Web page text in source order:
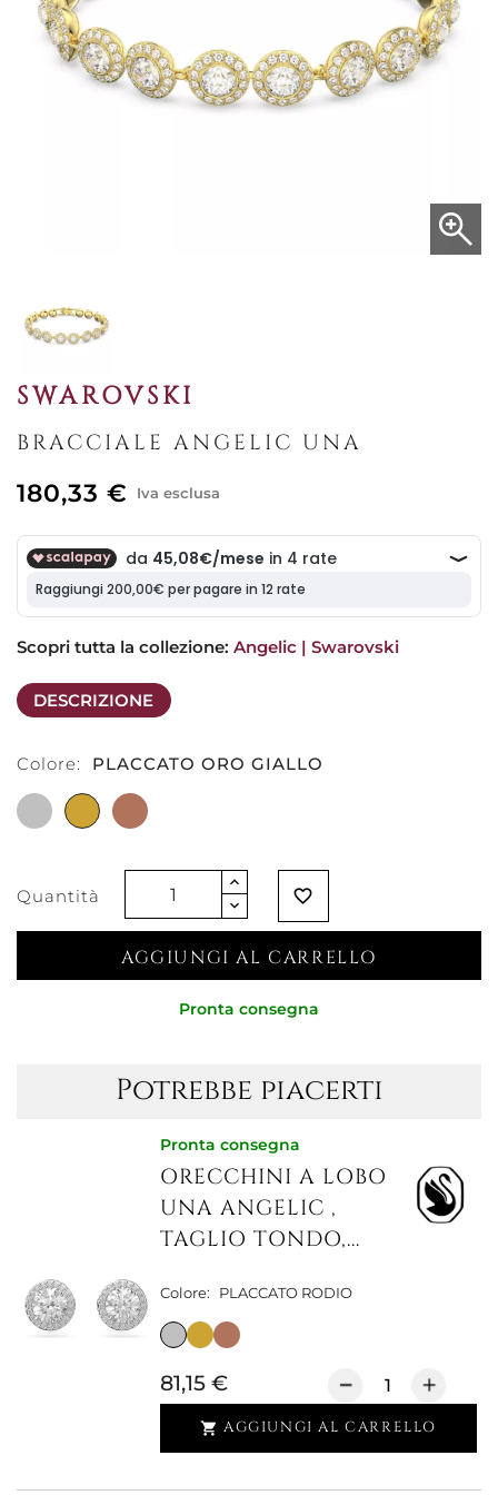
SWAROVSKI
BRACCIALE ANGELIC UNA
180,33 € Iva esclusa
Scopri tutta la collezione: Angelic | Swarovski
DESCRIZIONE
Colore: PLACCATO ORO GIALLO
PLACCATO
RODIO
PLACCATO
ORO
PLACCATO
Quantità favorite_border
AGGIUNGI AL CARRELLO
Pronta consegna
Potrebbe piacerti
Pronta consegna
ORECCHINI A LOBO
UNA ANGELIC ,
TAGLIO TONDO,...
Colore: PLACCATO RODIO
81,15 €
 AGGIUNGI AL CARRELLO